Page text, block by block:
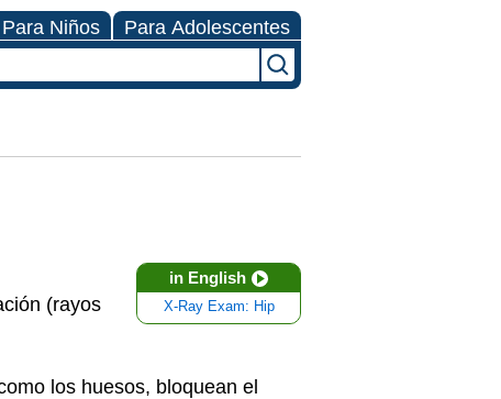
Para Niños Para Adolescentes
in English
X-Ray Exam: Hip
(rayos
los huesos, bloquean el